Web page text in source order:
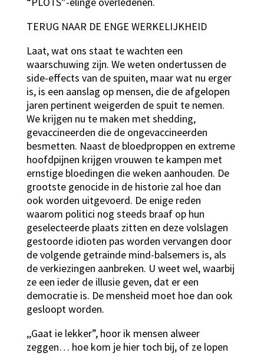
TERUG NAAR DE ENGE WERKELIJKHEID
Laat, wat ons staat te wachten een
waarschuwing zijn. We weten ondertussen de
side-effects van de spuiten, maar wat nu erger
is, is een aanslag op mensen, die de afgelopen
jaren pertinent weigerden de spuit te nemen.
We krijgen nu te maken met shedding,
gevaccineerden die de ongevaccineerden
besmetten. Naast de bloedproppen en extreme
hoofdpijnen krijgen vrouwen te kampen met
ernstige bloedingen die weken aanhouden. De
grootste genocide in de historie zal hoe dan
ook worden uitgevoerd. De enige reden
waarom politici nog steeds braaf op hun
geselecteerde plaats zitten en deze volslagen
gestoorde idioten pas worden vervangen door
de volgende getrainde mind-balsemers is, als
de verkiezingen aanbreken. U weet wel, waarbij
ze een ieder de illusie geven, dat er een
democratie is. De mensheid moet hoe dan ook
gesloopt worden.
,,Gaat ie lekker”, hoor ik mensen alweer
zeggen… hoe kom je hier toch bij, of ze lopen